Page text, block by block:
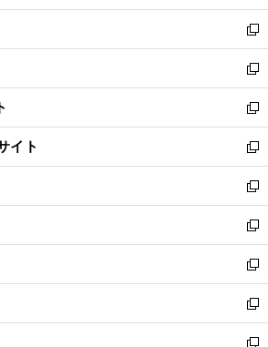
開
く
ウ
で
開
く
ン
ド
ウ
で
開
く
ウ
ィ
ン
ド
ウ
で
開
く
新
し
い
ウ
ィ
ン
ド
ウ
で
開
く
新
し
い
ウ
ィ
ン
ド
ウ
で
開
く
新
し
い
ウ
ィ
ン
ド
ウ
で
開
く
イト
新
し
い
ウ
ィ
ン
ド
ウ
で
開
く
新
し
い
ウ
ィ
ン
ド
ウ
で
新
し
い
ウ
ィ
ン
ド
新
し
い
ウ
新
し